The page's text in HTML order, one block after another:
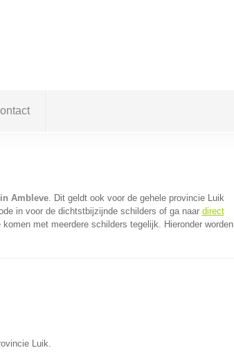
Ambleve. Dit geldt ook voor de gehele provincie Luik
in voor de dichtstbijzijnde schilders of ga naar direct
met meerdere schilders tegelijk. Hieronder worden
Luik.